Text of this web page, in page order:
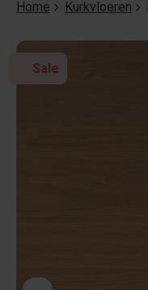
Home Kurkvloeren
Sale